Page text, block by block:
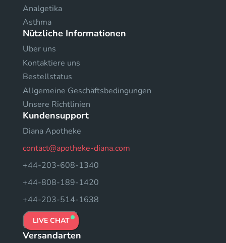
Analgetika
Asthma
Nützliche Informationen
Uber uns
Kontaktiere uns
Bestellstatus
Allgemeine Geschäftsbedingungen
Unsere Richtlinien
Kundensupport
Diana Apotheke
contact@apotheke-diana.com
+44-203-608-1340
+44-808-189-1420
+44-203-514-1638
LIVE CHAT
Versandarten